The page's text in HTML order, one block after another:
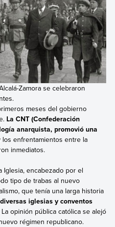
Zamora se celebraron
meses del gobierno
La CNT (Confederación
anarquista, promovió una
los enfrentamientos entre la
inmediatos.
Iglesia, encabezado por el
tipo de trabas al nuevo
que tenía una larga historia
iglesias y conventos
La opinión pública católica se alejó
régimen republicano.